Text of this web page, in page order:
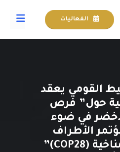
الفعاليات
القومي يعقد
حول” فرص
في ضوء
الأطراف
للتغيرات المناخية (COP28)”